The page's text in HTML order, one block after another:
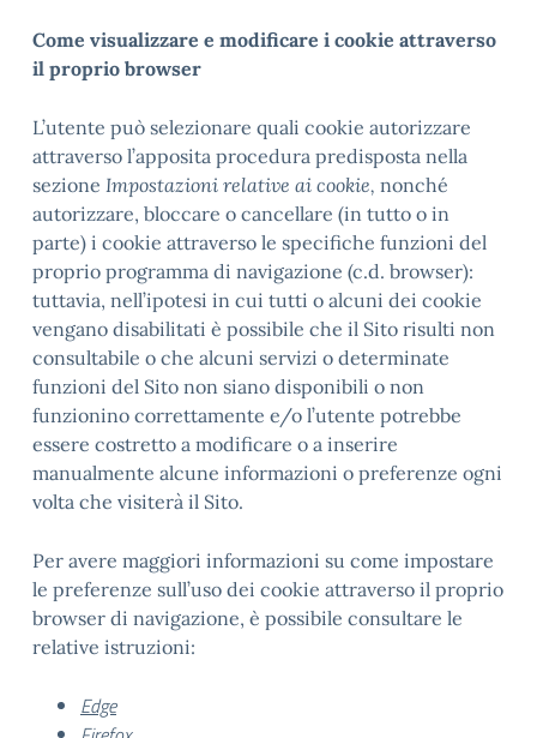
Come visualizzare e modificare i cookie attraverso
il proprio browser
L’utente può selezionare quali cookie autorizzare
attraverso l’apposita procedura predisposta nella
sezione Impostazioni relative ai cookie, nonché
autorizzare, bloccare o cancellare (in tutto o in
parte) i cookie attraverso le specifiche funzioni del
proprio programma di navigazione (c.d. browser):
tuttavia, nell’ipotesi in cui tutti o alcuni dei cookie
vengano disabilitati è possibile che il Sito risulti non
consultabile o che alcuni servizi o determinate
funzioni del Sito non siano disponibili o non
funzionino correttamente e/o l’utente potrebbe
essere costretto a modificare o a inserire
manualmente alcune informazioni o preferenze ogni
volta che visiterà il Sito.
Per avere maggiori informazioni su come impostare
le preferenze sull’uso dei cookie attraverso il proprio
browser di navigazione, è possibile consultare le
relative istruzioni:
Edge